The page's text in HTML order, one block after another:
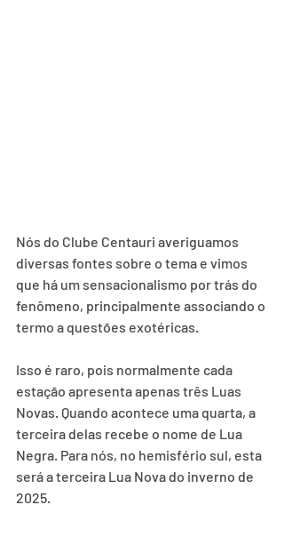
Nós do Clube Centauri averiguamos
diversas fontes sobre o tema e vimos
que há um sensacionalismo por trás do
fenômeno, principalmente associando o
termo a questões exotéricas.
Isso é raro, pois normalmente cada
estação apresenta apenas três Luas
Novas. Quando acontece uma quarta, a
terceira delas recebe o nome de Lua
Negra. Para nós, no hemisfério sul, esta
será a terceira Lua Nova do inverno de
2025.